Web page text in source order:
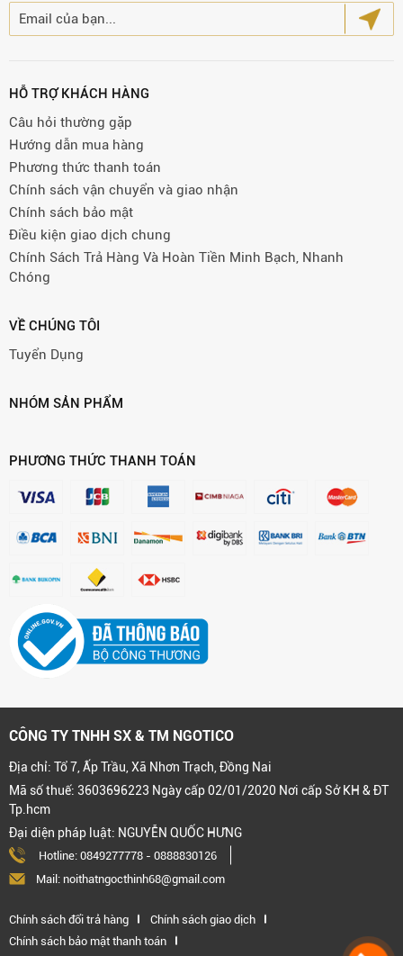
HỖ TRỢ KHÁCH HÀNG
Câu hỏi thường gặp
Hướng dẫn mua hàng
Phương thức thanh toán
Chính sách vận chuyển và giao nhận
Chính sách bảo mật
Điều kiện giao dịch chung
Chính Sách Trả Hàng Và Hoàn Tiền Minh Bạch, Nhanh
Chóng
VỀ CHÚNG TÔI
Tuyển Dụng
NHÓM SẢN PHẨM
PHƯƠNG THỨC THANH TOÁN
CÔNG TY TNHH SX & TM NGOTICO
Địa chỉ: Tổ 7, Ấp Trầu, Xã Nhơn Trạch, Đồng Nai
Mã số thuế: 3603696223 Ngày cấp 02/01/2020 Nơi cấp Sở KH & ĐT
Tp.hcm
Đại diện pháp luật: NGUYỄN QUỐC HƯNG
Hotline: 0849277778 - 0888830126
Mail: noithatngocthinh68@gmail.com
Chính sách đổi trả hàng
Chính sách giao dịch
Chính sách bảo mật thanh toán